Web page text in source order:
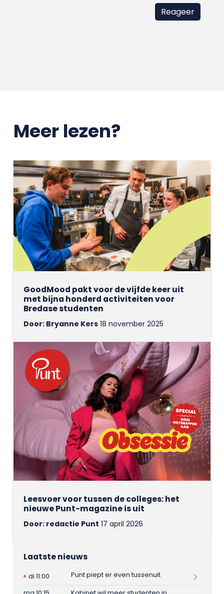
Meer lezen?
GoodMood pakt voor de vijfde keer uit
met bijna honderd activiteiten voor
Bredase studenten
Door: Bryanne Kers18 november 2025
Leesvoer voor tussen de colleges: het
nieuwe Punt-magazine is uit
Door: redactie Punt 17 april 2026
Laatste nieuws
di 11:00
Punt piept er even tussenuit